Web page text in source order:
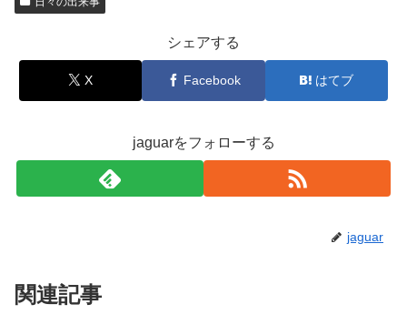
シェアする
X Facebook はてブ
jaguarをフォローする
jaguar
関連記事